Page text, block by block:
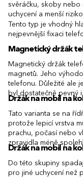
svěráčku, skoby nebo
uchycení a menší
Tento typ je vhodný
nejpevnější fixaci
Magnetický držák
Magnetický držák
magnetů. Jeho
telefonu. Důležité ale
byl dostatečně pevný
Držák na mobil na
Tato varianta se na
protože lepicí vrstva
prachu, počasí nebo
zpravidla méně
Držák na mobil na
Do této skupiny
pro jiné uchycení než